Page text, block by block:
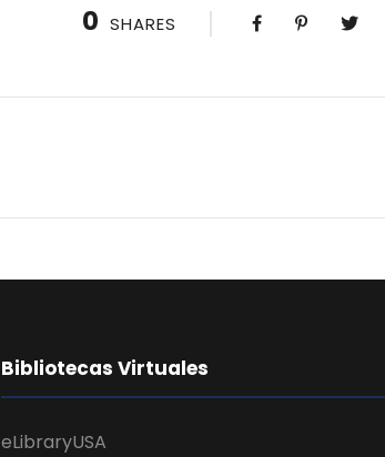
0 SHARES
Bibliotecas Virtuales
eLibraryUSA